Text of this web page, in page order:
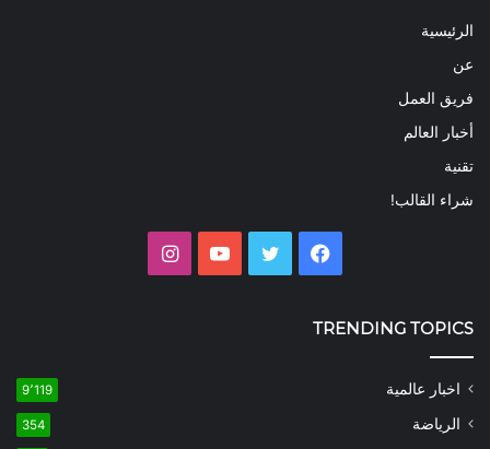
الرئيسية
عن
فريق العمل
أخبار العالم
تقنية
شراء القالب!
فيسبوك تويتر يوتيوب
TRENDING TOPICS
اخبار عالمية 9٬119
الرياضة 354